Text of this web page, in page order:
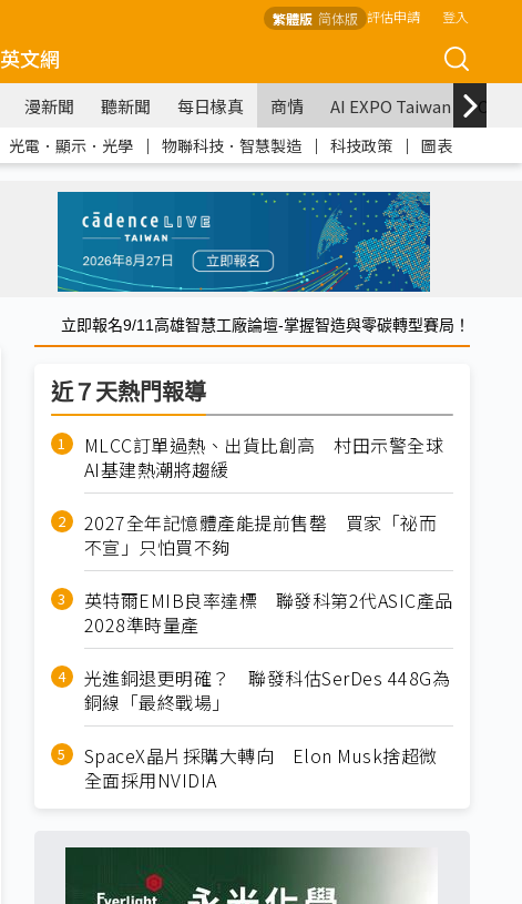
繁體版 简体版 評估申請 登入
英文網
漫新聞 聽新聞 每日椽真 商情 AI EXPO Taiwan
光電．顯示．光學 ｜ 物聯科技．智慧製造 ｜ 科技政策 ｜ 圖表
立即報名9/11高雄智慧工廠論壇-掌握智造與零碳轉型賽局！
近７天熱門報導
MLCC訂單過熱、出貨比創高 村田示警全球
AI基建熱潮將趨緩
2027全年記憶體產能提前售罄 買家「祕而
不宣」只怕買不夠
英特爾EMIB良率達標 聯發科第2代ASIC產品
2028準時量產
光進銅退更明確？ 聯發科估SerDes 448G為
銅線「最終戰場」
SpaceX晶片採購大轉向 Elon Musk捨超微
全面採用NVIDIA